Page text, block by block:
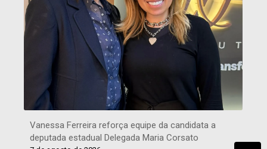
Vanessa Ferreira reforça equipe da candidata a
deputada estadual Delegada Maria Corsato